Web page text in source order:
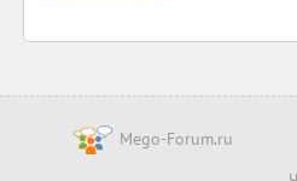
Mego-Forum.ru